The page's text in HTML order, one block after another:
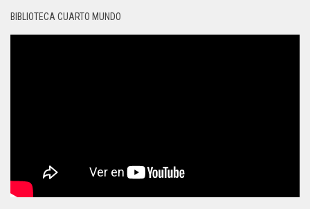
BIBLIOTECA CUARTO MUNDO